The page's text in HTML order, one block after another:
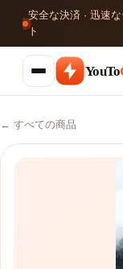
安全な決済 · 迅速
ト
YouTo
← すべての商品